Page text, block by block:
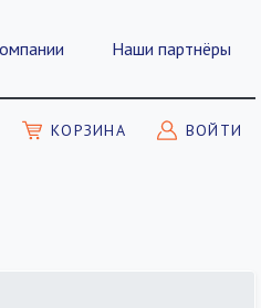
Наши партнёры
КОРЗИНА ВОЙТИ